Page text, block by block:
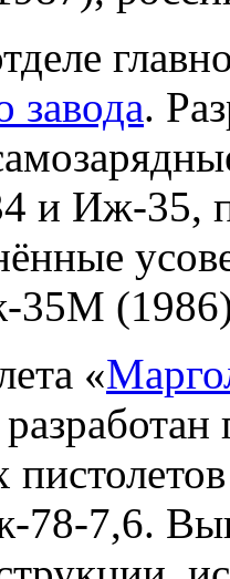
завода.
и Иж-35,
«
7,6.